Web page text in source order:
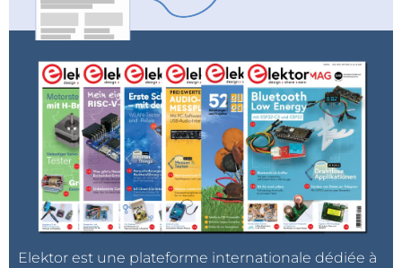
Elektor est une plateforme internationale dédiée à